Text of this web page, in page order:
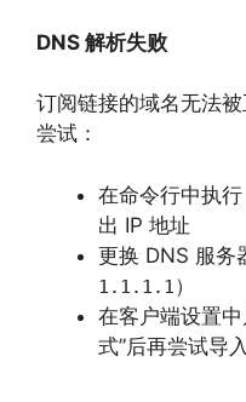
DNS 解析失败
订阅链接的域名无法被
尝试：
在命令行中执行
出 IP 地址
更换 DNS 服务
1.1.1.1）
在客户端设置中
式”后再尝试导入